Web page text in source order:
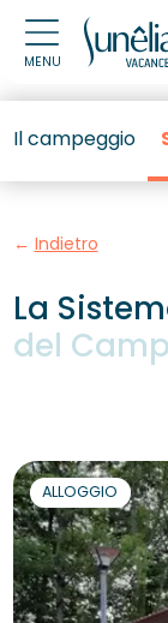
MENU
Il campeggio
Indietro
La
del
ALLOGGIO